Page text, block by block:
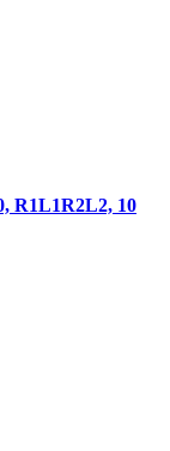
R1L1R2L2, 10